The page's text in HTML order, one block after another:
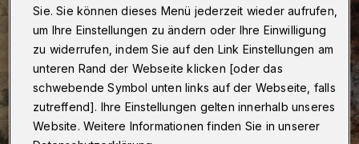
Sie. Sie können dieses Menü jederzeit wieder aufrufen,
um Ihre Einstellungen zu ändern oder Ihre Einwilligung
zu widerrufen, indem Sie auf den Link Einstellungen am
unteren Rand der Webseite klicken [oder das
schwebende Symbol unten links auf der Webseite, falls
zutreffend]. Ihre Einstellungen gelten innerhalb unseres
Website. Weitere Informationen finden Sie in unserer